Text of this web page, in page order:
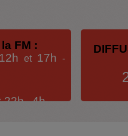
FM :
et 17h -
22h-4h